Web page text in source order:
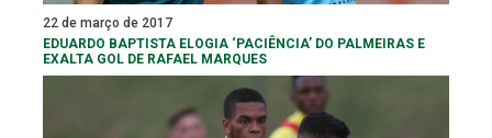
22 de março de 2017
EDUARDO BAPTISTA ELOGIA ‘PACIÊNCIA’ DO PALMEIRAS E
EXALTA GOL DE RAFAEL MARQUES